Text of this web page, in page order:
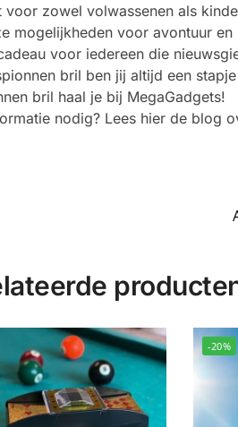
voor zowel volwassenen als
mogelijkheden voor avontuur en
voor iedereen die
bril ben jij altijd een
bril haal je bij MegaGadgets!
nodig? Lees hier de blog
-20%